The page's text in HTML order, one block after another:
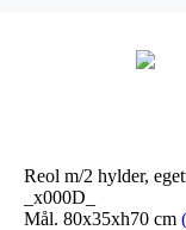
Reol m/2 hylder,
_x000D_
Mål. 80x35xh70 cm